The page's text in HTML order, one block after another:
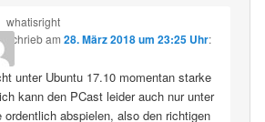
whatisright
schriebam 28. März 2018 um 23:25 Uhr:
unter Ubuntu 17.10 momentan starke
kann den PCast leider auch nur unter
ordentlich abspielen, also den richtigen